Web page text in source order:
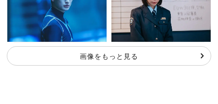
画像をもっと見る